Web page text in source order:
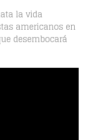
la vida
americanos en
desembocará